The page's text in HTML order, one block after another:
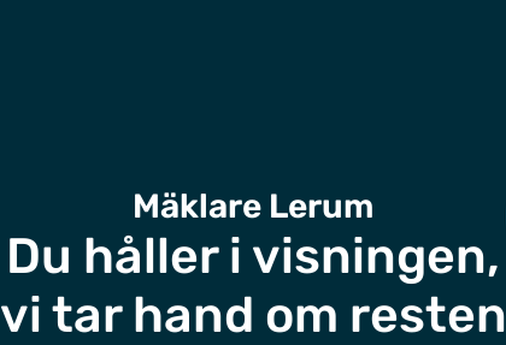
Mäklare Lerum
Du håller i visningen,
vi tar hand om resten